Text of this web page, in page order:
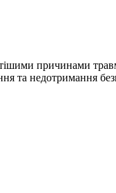
причинами
та недотримання